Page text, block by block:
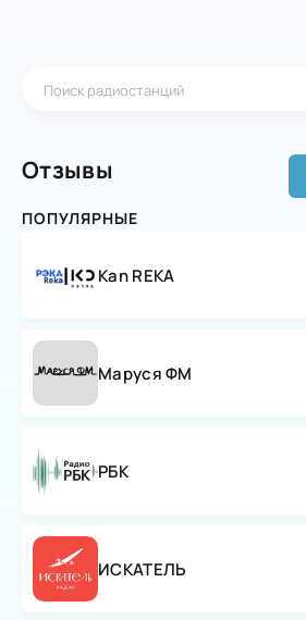
Отзывы
ПОПУЛЯРНЫЕ
Kan REKA
Маруся ФМ
РБК
ИСКАТЕЛЬ